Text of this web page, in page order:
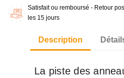
Satisfait ou remboursé - Retour
les 15 jours
Description
La piste des